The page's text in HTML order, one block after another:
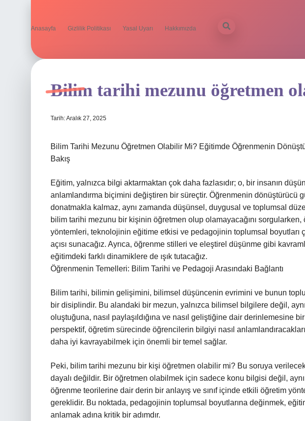
Anasayfa Gizlilik Politikası Yasal Uyarı Hakkımızda
Bilim tarihi mezunu öğretmen
Tarih: Aralık 27, 2025
Bilim Tarihi Mezunu Öğretmen Olabilir Mi? Eğitimde Öğrenmenin
Bakış
Eğitim, yalnızca bilgi aktarmaktan çok daha fazlasıdır; o, bir insanın
anlamlandırma biçimini değiştiren bir süreçtir. Öğrenmenin dönüştürücü
donatmakla kalmaz, aynı zamanda düşünsel, duygusal ve toplumsal
bilim tarihi mezunu bir kişinin öğretmen olup olamayacağını
yöntemleri, teknolojinin eğitime etkisi ve pedagojinin toplumsal boyutları
açısı sunacağız. Ayrıca, öğrenme stilleri ve eleştirel düşünme gibi
eğitimdeki farklı dinamiklere de ışık tutacağız.
Öğrenmenin Temelleri: Bilim Tarihi ve Pedagoji Arasındaki Bağlantı
Bilim tarihi, bilimin gelişimini, bilimsel düşüncenin evrimini ve bunun
bir disiplindir. Bu alandaki bir mezun, yalnızca bilimsel bilgilere değil,
oluştuğuna, nasıl paylaşıldığına ve nasıl geliştiğine dair derinlemesine
perspektif, öğretim sürecinde öğrencilerin bilgiyi nasıl
daha iyi kavrayabilmek için önemli bir temel sağlar.
Peki, bilim tarihi mezunu bir kişi öğretmen olabilir mi? Bu soruya
dayalı değildir. Bir öğretmen olabilmek için sadece konu bilgisi değil,
öğrenme teorilerine dair derin bir anlayış ve sınıf içinde etkili öğretim
gereklidir. Bu noktada, pedagojinin toplumsal boyutlarına değinmek,
anlamak adına kritik bir adımdır.